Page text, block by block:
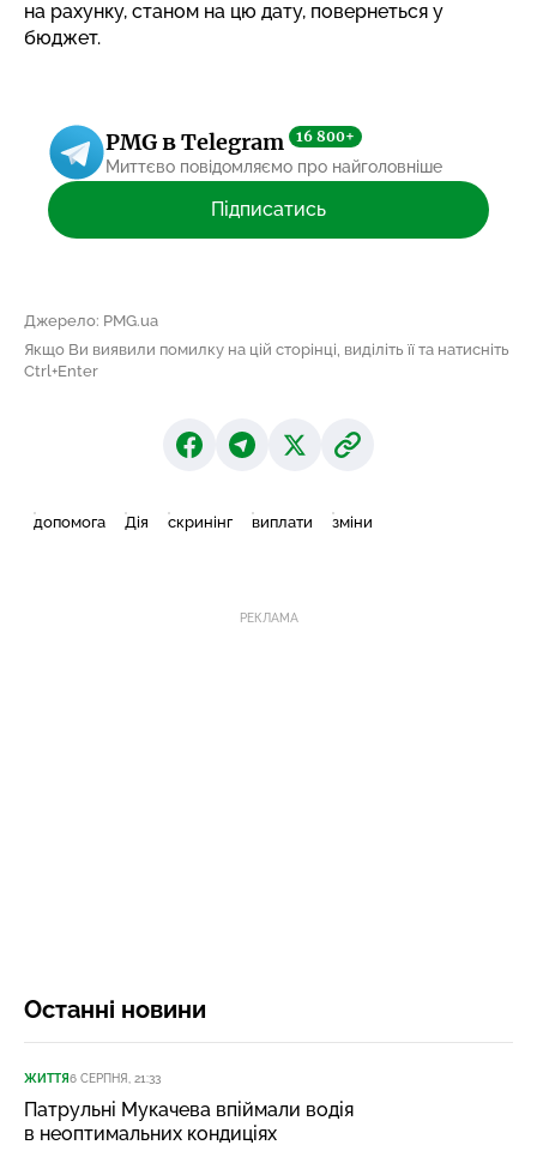
на рахунку, станом на цю дату, повернеться у
бюджет.
PMG в Telegram 16 800+
Миттєво повідомляємо про найголовніше
Підписатись
Джерело: PMG.ua
Якщо Ви виявили помилку на цій сторінці, виділіть її та натисніть
Ctrl+Enter
допомога Дія скринінг виплати зміни
РЕКЛАМА
Останні новини
ЖИТТЯ6 СЕРПНЯ, 21:33
Патрульні Мукачева впіймали водія
в неоптимальних кондиціях